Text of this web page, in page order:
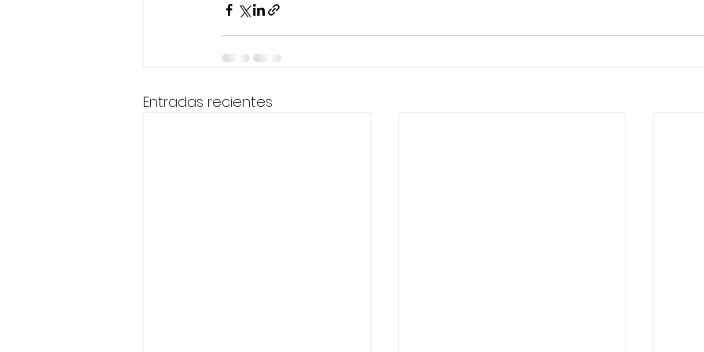
Entradas recientes